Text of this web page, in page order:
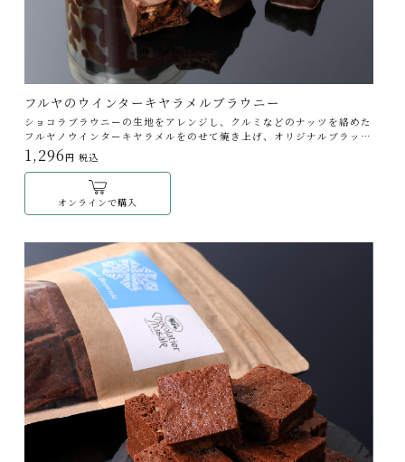
フルヤのウインターキヤラメルブラウニー
ショコラブラウニーの生地をアレンジし、クルミなどのナッツを絡めた
フルヤノウインターキヤラメルをのせて焼き上げ、オリジナルブラック
チョコレート“マサール ノワール 57％”をコーティングしました。
1,296 円 税込
オンラインで購入